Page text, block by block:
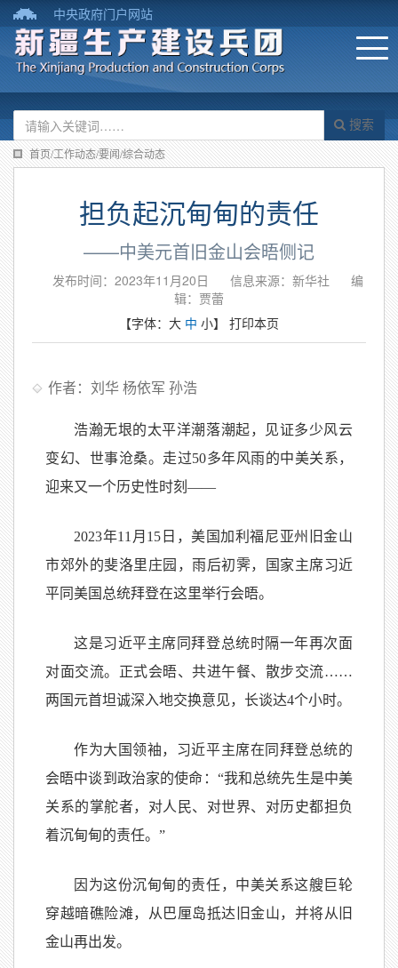
中央政府门户网站
搜索
首页/工作动态/要闻/综合动态
担负起沉甸甸的责任
——中美元首旧金山会晤侧记
发布时间：2023年11月20日 信息来源：新华社
编
辑：贾蕾
【字体： 大 中 小】 打印本页
作者：刘华 杨依军 孙浩
浩瀚无垠的太平洋潮落潮起，见证多少风云
变幻、世事沧桑。走过50多年风雨的中美关系，
迎来又一个历史性时刻——
2023年11月15日，美国加利福尼亚州旧金山
市郊外的斐洛里庄园，雨后初霁，国家主席习近
平同美国总统拜登在这里举行会晤。
这是习近平主席同拜登总统时隔一年再次面
对面交流。正式会晤、共进午餐、散步交流……
两国元首坦诚深入地交换意见，长谈达4个小时。
作为大国领袖，习近平主席在同拜登总统的
会晤中谈到政治家的使命：“我和总统先生是中美
关系的掌舵者，对人民、对世界、对历史都担负
着沉甸甸的责任。”
因为这份沉甸甸的责任，中美关系这艘巨轮
穿越暗礁险滩，从巴厘岛抵达旧金山，并将从旧
金山再出发。